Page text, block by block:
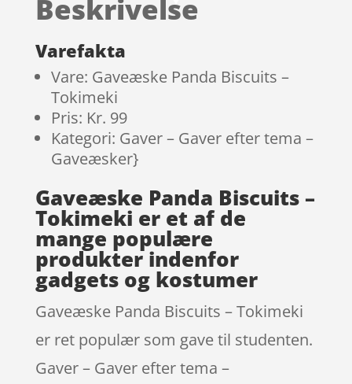
på
dømmels
Beskrivelse
Varefakta
Vare: Gaveæske Panda Biscuits –
Tokimeki
Pris: Kr. 99
Kategori: Gaver – Gaver efter tema –
Gaveæsker}
Gaveæske Panda Biscuits –
Tokimeki er et af de
mange populære
produkter indenfor
gadgets og kostumer
Gaveæske Panda Biscuits – Tokimeki
er ret populær som gave til studenten.
Gaver – Gaver efter tema –